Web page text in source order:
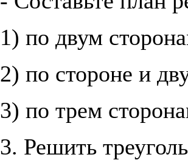
1) по двум
2) по стороне и
3) по трем
3. Решить